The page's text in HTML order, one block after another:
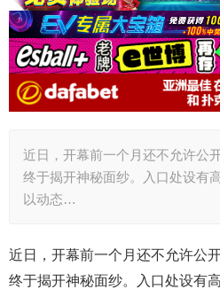
近日，开幕前一个月还不允许公
终于揭开神秘面纱。入口处设有
以动态…
近日，开幕前一个月还不允许公
终于揭开神秘面纱。入口处设有